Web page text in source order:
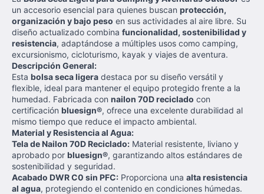
un accesorio esencial para quienes buscan protección,
organización y bajo peso en sus actividades al aire libre. Su
diseño actualizado combina funcionalidad, sostenibilidad y
resistencia, adaptándose a múltiples usos como camping,
excursionismo, cicloturismo, kayak y viajes de aventura.
Descripción General:
Esta bolsa seca ligera destaca por su diseño versátil y
flexible, ideal para mantener el equipo protegido frente a la
humedad. Fabricada con nailon 70D reciclado con
certificación bluesign®, ofrece una excelente durabilidad al
mismo tiempo que reduce el impacto ambiental.
Material y Resistencia al Agua:
Tela de Nailon 70D Reciclado: Material resistente, liviano y
aprobado por bluesign®, garantizando altos estándares de
sostenibilidad y seguridad.
Acabado DWR C0 sin PFC: Proporciona una alta resistencia
al agua, protegiendo el contenido en condiciones húmedas.